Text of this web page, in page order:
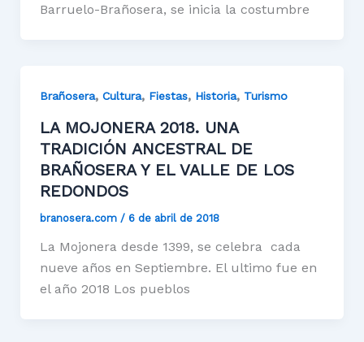
Barruelo-Brañosera, se inicia la costumbre
Brañosera, Cultura, Fiestas, Historia, Turismo
LA MOJONERA 2018. UNA
TRADICIÓN ANCESTRAL DE
BRAÑOSERA Y EL VALLE DE LOS
REDONDOS
branosera.com / 6 de abril de 2018
La Mojonera desde 1399, se celebra cada
nueve años en Septiembre. El ultimo fue en
el año 2018 Los pueblos